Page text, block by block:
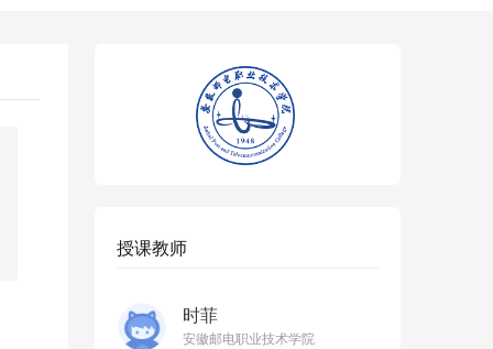
授课教师
时菲
安徽邮电职业技术学院